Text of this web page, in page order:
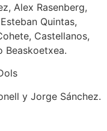
Alex Rasenberg,
Quintas,
Castellanos,
Beaskoetxea.
y Jorge Sánchez.